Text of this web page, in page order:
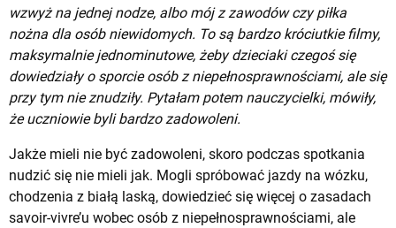
wzwyż na jednej nodze, albo mój z zawodów czy piłka
nożna dla osób niewidomych. To są bardzo króciutkie filmy,
maksymalnie jednominutowe, żeby dzieciaki czegoś się
dowiedziały o sporcie osób z niepełnosprawnościami, ale się
przy tym nie znudziły. Pytałam potem nauczycielki, mówiły,
że uczniowie byli bardzo zadowoleni.
Jakże mieli nie być zadowoleni, skoro podczas spotkania
nudzić się nie mieli jak. Mogli spróbować jazdy na wózku,
chodzenia z białą laską, dowiedzieć się więcej o zasadach
savoir-vivre’u wobec osób z niepełnosprawnościami, ale